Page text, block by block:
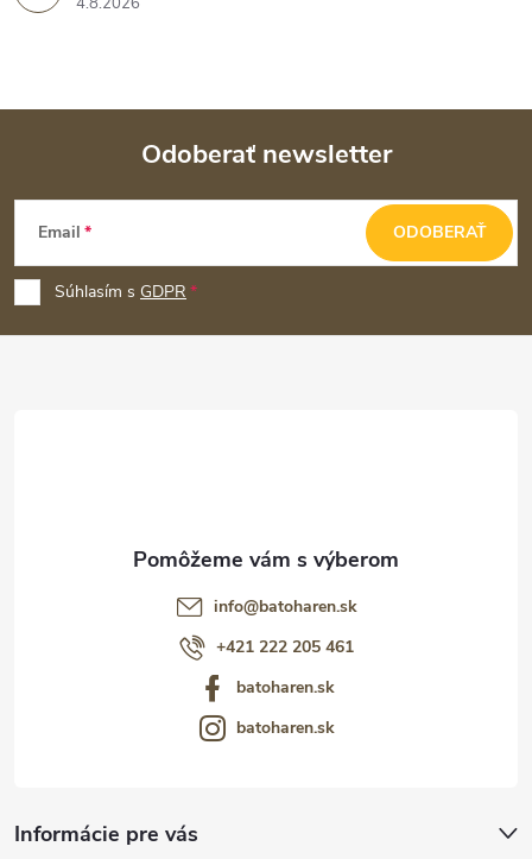
Z
p
ä
Odoberať newsletter
Email
Súhlasím s GDPR
ODOBERAŤ
Informácie pre vás
info@batoharen.sk
+421 222 205 461
batoharen.sk
batoharen.sk